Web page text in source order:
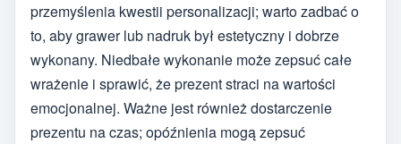
przemyślenia kwestii personalizacji; warto zadbać o
to, aby grawer lub nadruk był estetyczny i dobrze
wykonany. Niedbałe wykonanie może zepsuć całe
wrażenie i sprawić, że prezent straci na wartości
emocjonalnej. Ważne jest również dostarczenie
prezentu na czas; opóźnienia mogą zepsuć